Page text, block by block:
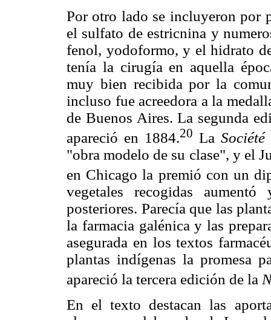
Por otro lado se incluyeron por
el sulfato de estricnina y
fenol, yodoformo, y el hidrato
tenía la cirugía en aquella
muy bien recibida por la
incluso fue acreedora a la
de Buenos Aires. La segunda
apareció en 1884.20 La
"obra modelo de su clase", y el
en Chicago la premió con un
vegetales recogidas
posteriores. Parecía que las
la farmacia galénica y las
asegurada en los textos
plantas indígenas la promesa
apareció la tercera edición de la
En el texto destacan las